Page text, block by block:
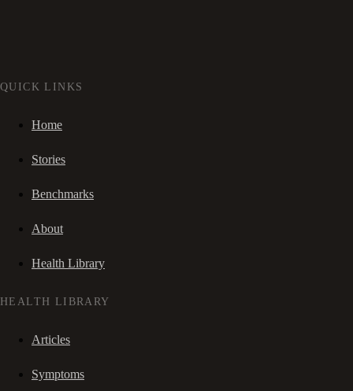
QUICK LINKS
Home
Stories
Benchmarks
About
Health Library
HEALTH LIBRARY
Articles
Symptoms